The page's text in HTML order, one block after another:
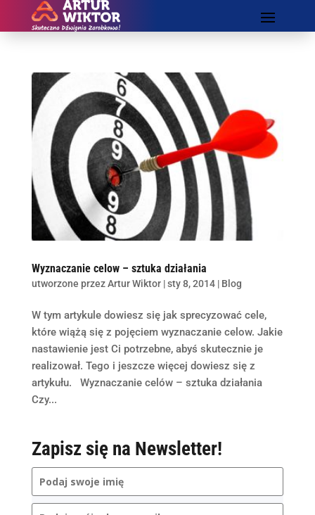
Wyznaczanie celow – sztuka działania
utworzone przezArtur Wiktor|sty 8, 2014| Blog
W tym artykule dowiesz się jak sprecyzować cele,
które wiążą się z pojęciem wyznaczanie celow. Jakie
nastawienie jest Ci potrzebne, abyś skutecznie je
realizował. Tego i jeszcze więcej dowiesz się z
artykułu. Wyznaczanie celów – sztuka działania
Czy...
Zapisz się na Newsletter!